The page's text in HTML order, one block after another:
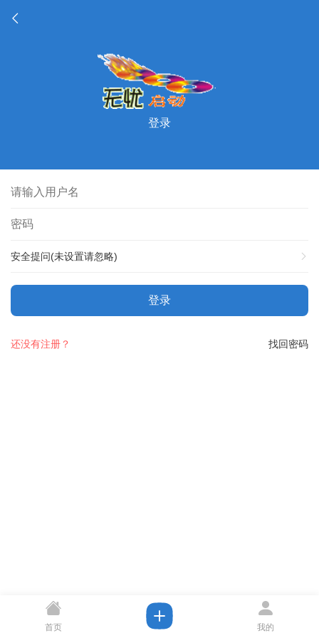
登录
安全提问(未设置请忽略)
登录
找回密码
还没有注册？
首页 我的